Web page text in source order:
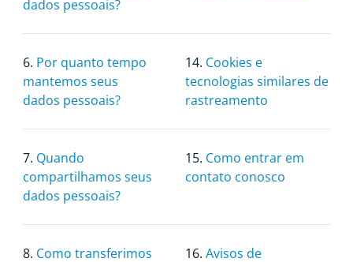
dados pessoais?
6. Por quanto tempo
mantemos seus
dados pessoais?
14. Cookies e
tecnologias similares de
rastreamento
7. Quando
compartilhamos seus
dados pessoais?
15. Como entrar em
contato conosco
8. Como transferimos
16. Avisos de